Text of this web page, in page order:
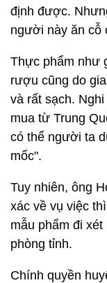
định được.
người này ăn cỗ
Thực phẩm như
rượu cũng do
và rất sạch.
mua từ Trung
có thể người ta
mốc".
Tuy nhiên, ông
xác về vụ việc
mẫu phẩm đi
phòng tỉnh.
Chính quyền